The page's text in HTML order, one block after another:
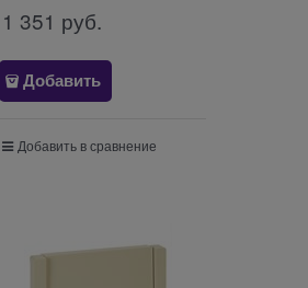
1 351 руб.
Добавить
Добавить в сравнение